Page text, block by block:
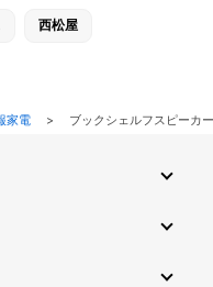
西松屋
家電> ブックシェルフスピーカ